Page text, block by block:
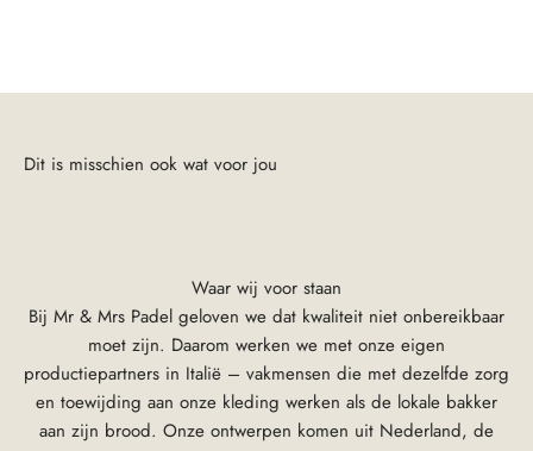
Waar wij voor staan
Bij Mr & Mrs Padel geloven we dat kwaliteit niet onbereikbaar
moet zijn. Daarom werken we met onze eigen
productiepartners in Italië – vakmensen die met dezelfde zorg
en toewijding aan onze kleding werken als de lokale bakker
aan zijn brood. Onze ontwerpen komen uit Nederland, de